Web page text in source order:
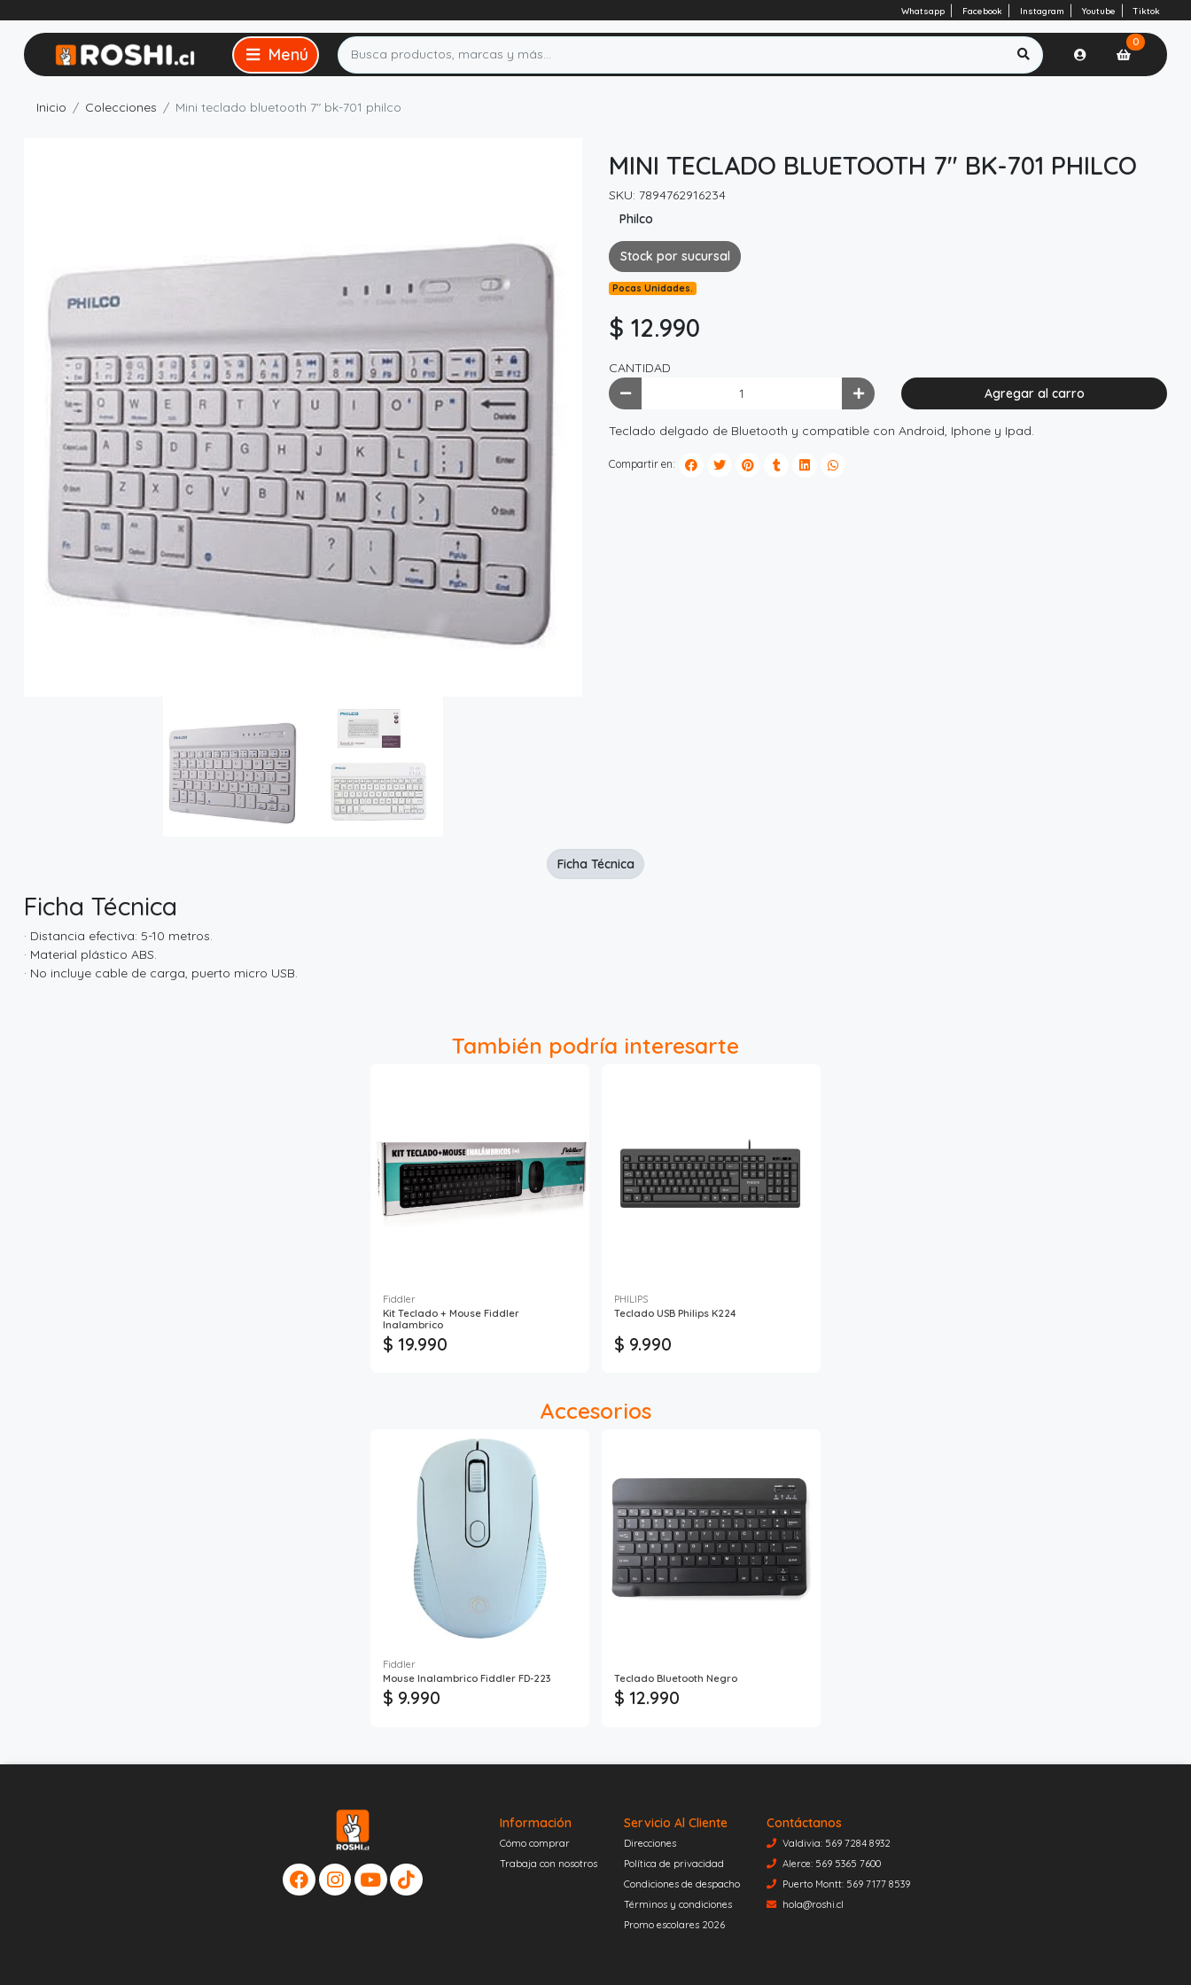
Whatsapp Facebook Instagram Youtube Tiktok
0
Inicio Colecciones Mini teclado bluetooth 7" bk-701 philco
MINI TECLADO BLUETOOTH 7" BK-701 PHILCO
SKU: 7894762916234
Philco
Stock por sucursal
Pocas Unidades.
$ 12.990
CANTIDAD
Agregar al carro
Teclado delgado de Bluetooth y compatible con Android, Iphone y Ipad.
Compartir en:
Ficha Técnica
· Distancia efectiva: 5-10 metros.
· Material plástico ABS.
· No incluye cable de carga, puerto micro USB.
Ficha Técnica
También podría interesarte
Fiddler
Kit Teclado + Mouse Fiddler
Inalambrico
$ 19.990
PHILIPS
Teclado USB Philips K224
$ 9.990
Accesorios
Fiddler
Mouse Inalambrico Fiddler FD-223
$ 9.990
Teclado Bluetooth Negro
$ 12.990
Información
Cómo comprar
Trabaja con nosotros
Servicio Al Cliente
Direcciones
Política de privacidad
Condiciones de despacho
Términos y condiciones
Promo escolares 2026
Contáctanos
Valdivia: 569 7284 8932
Alerce: 569 5365 7600
Puerto Montt: 569 7177 8539
hola@roshi.cl